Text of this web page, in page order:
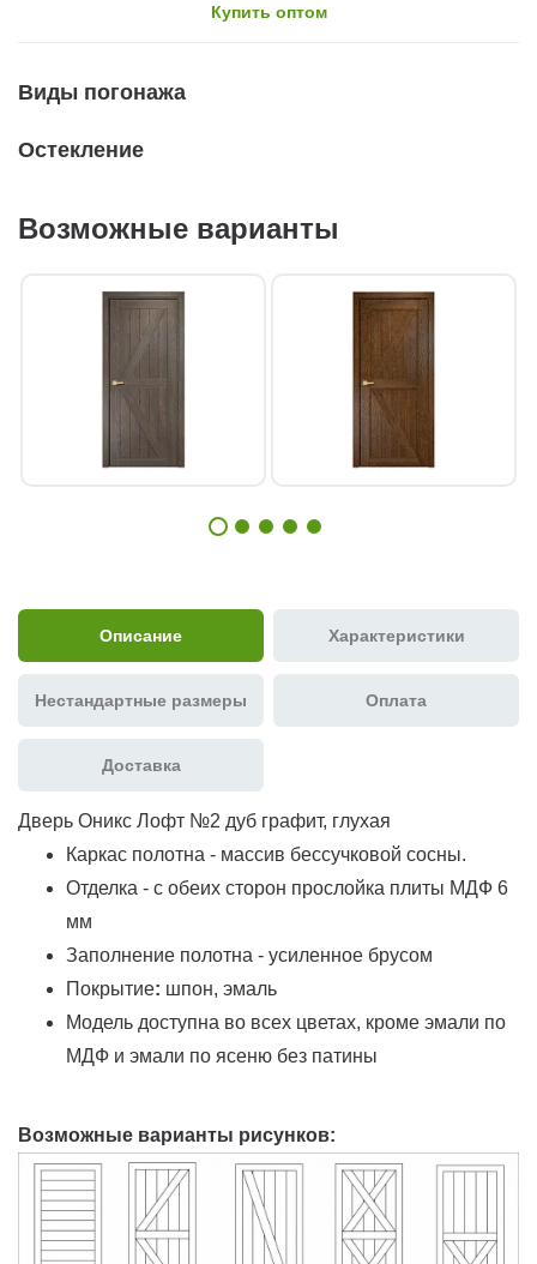
Купить оптом
Виды погонажа
Остекление
Возможные варианты
Описание Характеристики
Нестандартные размеры Оплата
Доставка
Дверь Оникс Лофт №2 дуб графит, глухая
Каркас полотна - массив бессучковой сосны.
Отделка - с обеих сторон прослойка плиты МДФ 6
мм
Заполнение полотна - усиленное брусом
Покрытие: шпон, эмаль
Модель доступна во всех цветах, кроме эмали по
МДФ и эмали по ясеню без патины
Возможные варианты рисунков: